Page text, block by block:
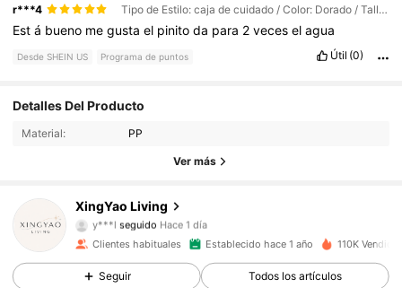
r***4 Tipo de Estilo: caja de cuidado / Color: Dorado / Talla: Cantidad 1 pieza
Está bueno megustael pinitoda para 2veceselagua
Desde SHEIN US Programa de puntos Útil (0)
Detalles Del Producto
Material: PP
Ver más
XingYao Living
4.88 3.6K Seguidores
y***l seguido Hace 1 día
4.88
3.6K Seguidores
4.88 3.6K Seguidores
Clientes habituales Establecido hace 1 año 110K
Seguir Todos los artículos